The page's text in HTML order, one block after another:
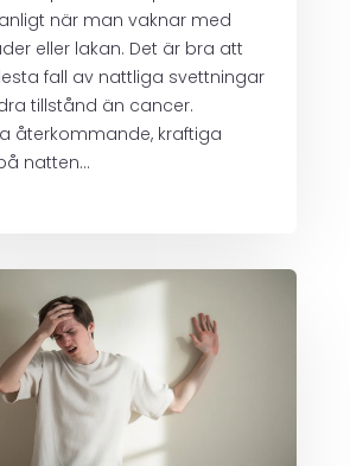
när man vaknar med
eller lakan. Det är bra att
fall av nattliga svettningar
tillstånd än cancer.
återkommande, kraftiga
natten...